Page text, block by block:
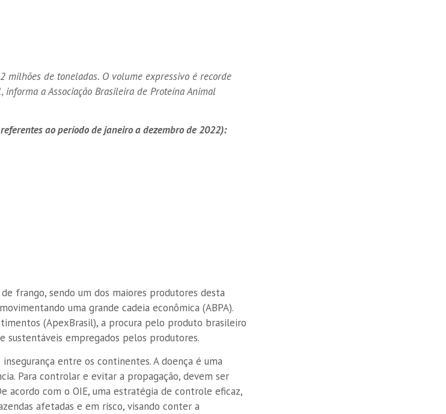
milhões de toneladas. O volume expressivo é recorde
a Associação Brasileira de Proteína Animal
ao período de janeiro a dezembro de 2022):
frango, sendo um dos maiores produtores desta
uma grande cadeia econômica (ABPA).
(ApexBrasil), a procura pelo produto brasileiro
sustentáveis empregados pelos produtores.
entre os continentes. A doença é uma
Para controlar e evitar a propagação, devem ser
acordo com o OIE, uma estratégia de controle eficaz,
afetadas e em risco, visando conter a